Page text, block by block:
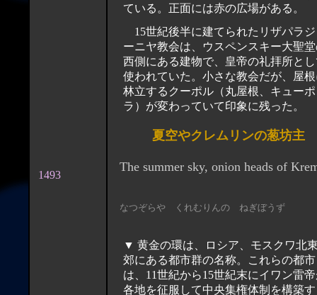
1493
ている。正面には赤の広場がある。
15世紀後半に建てられたリザパラ
ーニヤ教会は、ウスペンスキー大聖
西側にある建物で、皇帝の礼拝所と
使われていた。小さな教会だが、屋
林立するクーポル（丸屋根、キューポ
ラ）が変わっていて印象に残った。
夏空やクレムリンの葱坊主
The summer sky, onion heads of
なつぞらや くれむりんの ねぎぼうず
▼ 黄金の環は、ロシア、モスクワ北
郊にある都市群の名称。これらの都市
は、11世紀から15世紀末にイワン雷
各地を征服して中央集権体制を構築